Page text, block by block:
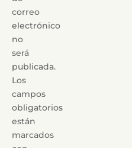
correo
electrónico
no
será
publicada.
Los
campos
obligatorios
están
marcados